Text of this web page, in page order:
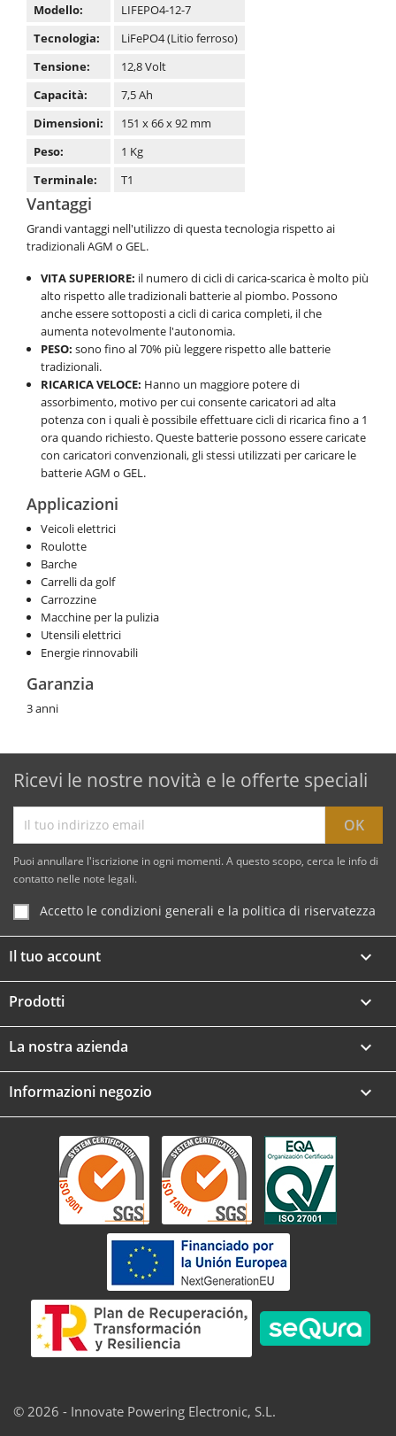
Modello:
LIFEPO4-12-7
Tecnologia:
LiFePO4 (Litio ferroso)
Tensione:
12,8 Volt
Capacità:
7,5 Ah
Dimensioni:
151 x 66 x 92 mm
Peso:
1 Kg
Terminale:
T1
Vantaggi
Grandi vantaggi nell'utilizzo di questa tecnologia rispetto ai
tradizionali AGM o GEL.
VITA SUPERIORE: il numero di cicli di carica-scarica è molto più
alto rispetto alle tradizionali batterie al piombo. Possono
anche essere sottoposti a cicli di carica completi, il che
aumenta notevolmente l'autonomia.
PESO: sono fino al 70% più leggere rispetto alle batterie
tradizionali.
RICARICA VELOCE: Hanno un maggiore potere di
assorbimento, motivo per cui consente caricatori ad alta
potenza con i quali è possibile effettuare cicli di ricarica fino a 1
ora quando richiesto. Queste batterie possono essere caricate
con caricatori convenzionali, gli stessi utilizzati per caricare le
batterie AGM o GEL.
Applicazioni
Veicoli elettrici
Roulotte
Barche
Carrelli da golf
Carrozzine
Macchine per la pulizia
Utensili elettrici
Energie rinnovabili
Garanzia
3 anni
Ricevi le nostre novità e le offerte speciali
Puoi annullare l'iscrizione in ogni momenti. A questo scopo, cerca le info di
contatto nelle note legali.
Accetto le condizioni generali e la politica di riservatezza
Il tuo account 
Prodotti 
La nostra azienda 
Informazioni negozio keyboard_arrow_down
© 2026 - Innovate Powering Electronic, S.L.